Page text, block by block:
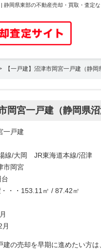
岡県東部の不動産売却・買取・査定
【一戸建】沼津市岡宮一戸建（静
岡宮一戸建（静岡県
一戸建
線/大岡 JR東海道本線/沼津
市岡宮
台
・・・153.11㎡ / 87.42㎡
月
建の売却を早期に進めたい方